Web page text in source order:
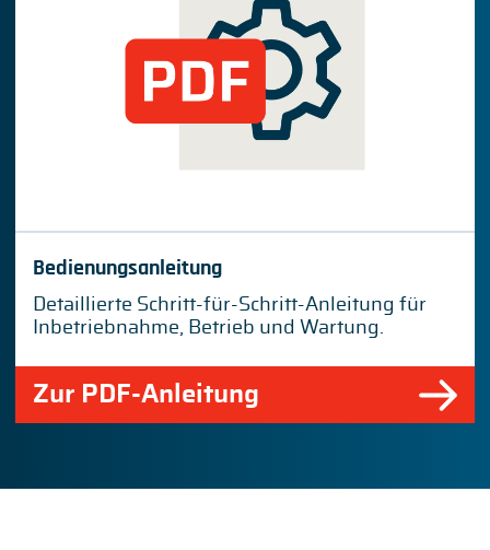
Bedienungsanleitung
Detaillierte Schritt-für-Schritt-Anleitung für
Inbetriebnahme, Betrieb und Wartung.
Zur PDF-Anleitung